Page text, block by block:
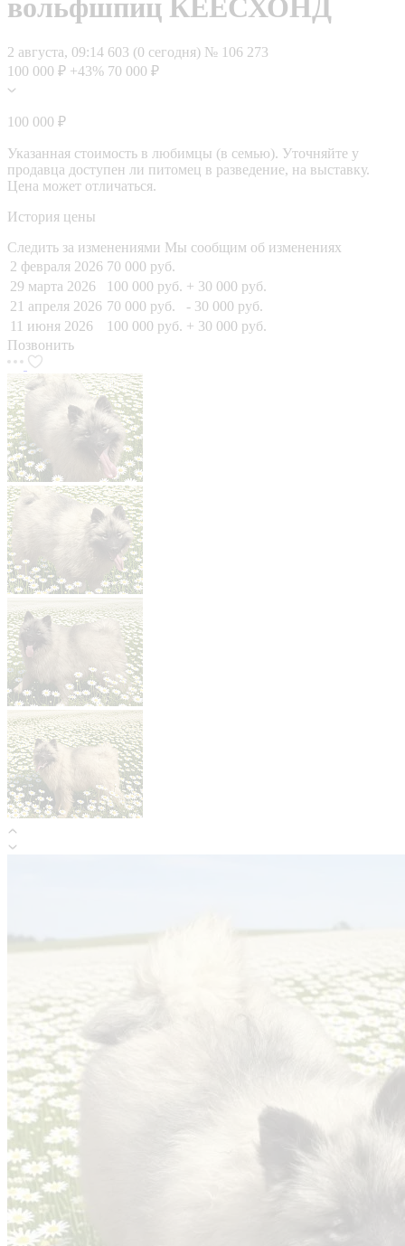
вольфшпиц КЕЕСХОНД
2 августа, 09:14 603 (0 сегодня) № 106 273
100 000 ₽ +43% 70 000 ₽
100 000 ₽
Указанная стоимость в любимцы (в семью). Уточняйте у
продавца доступен ли питомец в разведение, на выставку.
Цена может отличаться.
История цены
Следить за изменениями Мы сообщим об изменениях
2 февраля 2026 70 000 руб.
29 марта 2026
100 000 руб. + 30 000 руб.
21 апреля 2026 70 000 руб.
- 30 000 руб.
11 июня 2026
100 000 руб. + 30 000 руб.
Позвонить